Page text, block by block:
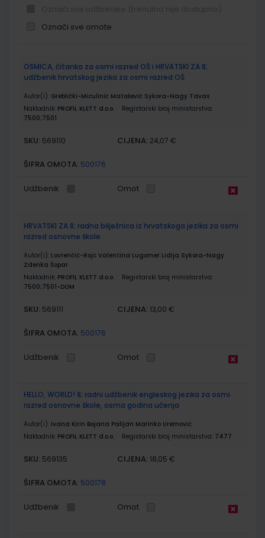
Označi sve omote
proizvodi
OSMICA, čitanka za osmi razred OŠ i HRVATSKI ZA 8;
udžbenik hrvatskog jezika za osmi razred OŠ
Autor(i): Greblički-Miculinić Matošević Sykora-Nagy Tavas
Nakladnik: PROFIL KLETT d.o.o.
Registarski broj ministarstva:
7500;7501
SKU: 569110 CIJENA: 24,07 €
ŠIFRA OMOTA: 500176
Udžbenik Omot
HRVATSKI ZA 8; radna bilježnica iz hrvatskoga jezika za osmi
razred osnovne škole
Autor(i): Lovrenčić-Rojc Valentina Lugomer Lidija Sykora-Nagy
Zdenka Šopar
Nakladnik: PROFIL KLETT d.o.o.
Registarski broj ministarstva:
7500;7501-DOM
SKU: 569111 CIJENA: 13,00 €
ŠIFRA OMOTA: 500176
Udžbenik Omot
HELLO, WORLD! 8; radni udžbenik engleskog jezika za osmi
razred osnovne škole, osma godina učenja
Autor(i): Ivana Kirin Bojana Palijan Marinko Uremović
Nakladnik: PROFIL KLETT d.o.o. Registarski broj ministarstva: 7477
SKU: 569135 CIJENA: 18,05 €
ŠIFRA OMOTA: 500178
Udžbenik Omot